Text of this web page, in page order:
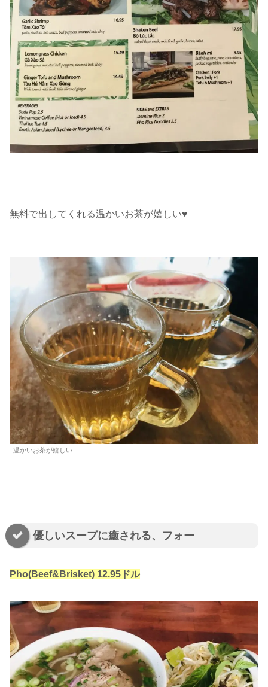
無料で出してくれる温かいお茶が嬉しい♥
温かいお茶が嬉しい
優しいスープに癒される、フォー
Pho(Beef&Brisket) 12.95ドル